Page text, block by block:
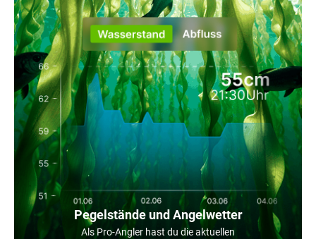
Pegelstände und Angelwetter
Als Pro-Angler hast du die aktuellen